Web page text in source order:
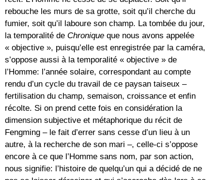
rebouche les murs de sa grotte, soit qu’il cherche du
fumier, soit qu’il laboure son champ. La tombée du jour,
la temporalité de Chronique que nous avons appelée
« objective », puisqu’elle est enregistrée par la caméra,
s’oppose aussi à la temporalité « objective » de
l’Homme: l’année solaire, correspondant au compte
rendu d’un cycle du travail de ce paysan taiseux –
fertilisation du champ, semaison, croissance et enfin
récolte. Si on prend cette fois en considération la
dimension subjective et métaphorique du récit de
Fengming – le fait d’errer sans cesse d’un lieu à un
autre, à la recherche de son mari –, celle-ci s’oppose
encore à ce que l’Homme sans nom, par son action,
nous signifie: l’histoire de quelqu’un qui a décidé de ne